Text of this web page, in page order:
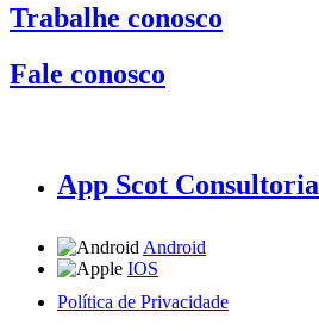
Trabalhe conosco
Fale conosco
App Scot Consultoria
Android
IOS
Política de Privacidade